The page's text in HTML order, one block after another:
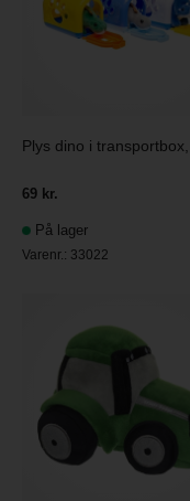
Plys dino i
69 kr.
På lager
Varenr.: 33022